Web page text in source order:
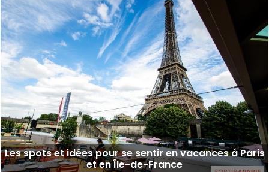
Les spots et idées pour se sentir en vacances à Paris
et en Île-de-France